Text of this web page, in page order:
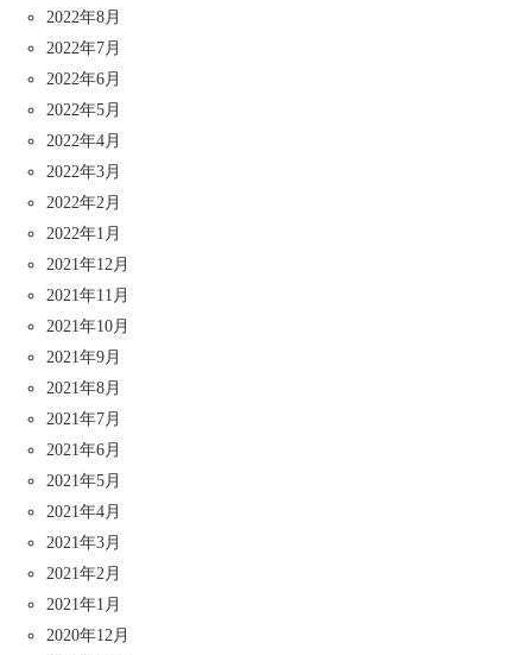
2022年8月
2022年7月
2022年6月
2022年5月
2022年4月
2022年3月
2022年2月
2022年1月
2021年12月
2021年11月
2021年10月
2021年9月
2021年8月
2021年7月
2021年6月
2021年5月
2021年4月
2021年3月
2021年2月
2021年1月
2020年12月